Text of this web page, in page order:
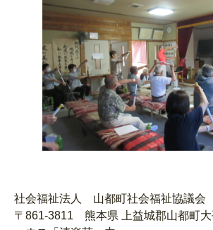
社会福祉法人 山都町社会福祉協議会
〒861-3811 熊本県 上益城郡山都町